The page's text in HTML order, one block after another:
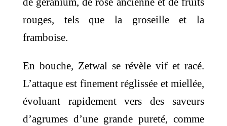
rouges, tels que la groseille et la
framboise.
En bouche, Zetwal se révèle vif et racé.
L’attaque est finement réglissée et miellée,
évoluant rapidement vers des saveurs
d’agrumes d’une grande pureté, comme